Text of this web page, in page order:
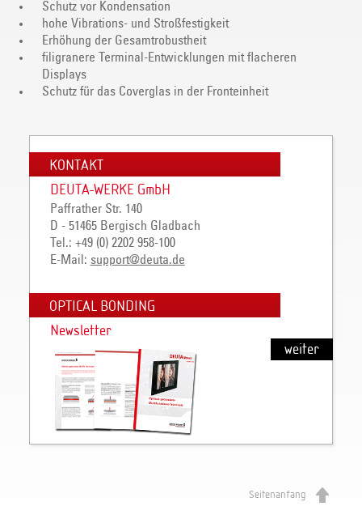
Schutz vor Kondensation
hohe Vibrations- und Stroßfestigkeit
Erhöhung der Gesamtrobustheit
filigranere Terminal-Entwicklungen mit flacheren
Displays
Schutz für das Coverglas in der Fronteinheit
KONTAKT
DEUTA-WERKE GmbH
Paffrather Str. 140
D - 51465 Bergisch Gladbach
Tel.: +49 (0) 2202 958-100
E-Mail: support@deuta.de
OPTICAL BONDING
Newsletter
weiter
Seitenanfang